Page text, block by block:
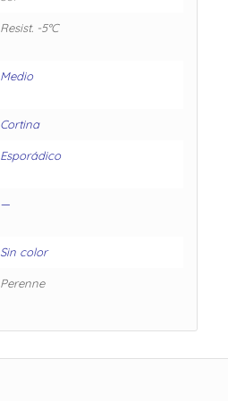
Resist. -5°C
Medio
Cortina
Esporádico
—
Sin color
Perenne